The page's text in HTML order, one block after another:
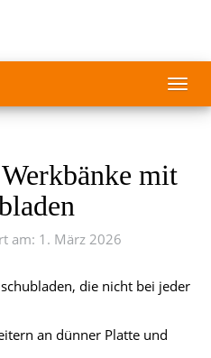
mit
am: 1. März 2026
die nicht bei jeder
an dünner Platte und